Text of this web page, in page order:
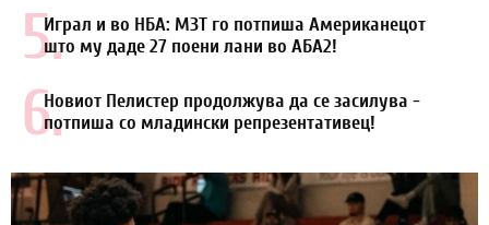
5.Играл и во НБА: МЗТ го потпиша Американецот
што му даде 27 поени лани во АБА2!
6.Новиот Пелистер продолжува да се засилува -
потпиша со младински репрезентативец!